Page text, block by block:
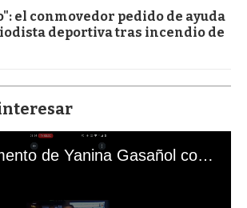
el conmovedor pedido de ayuda
deportiva tras incendio de
El mal momento de Yanina Gasañol con un hincha argentino en "Subrayado"